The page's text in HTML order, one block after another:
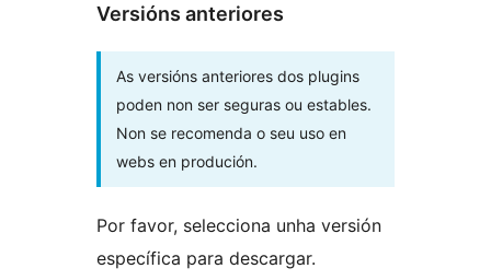
Versións anteriores
As versións anteriores dos plugins
poden non ser seguras ou estables.
Non se recomenda o seu uso en
webs en produción.
Por favor, selecciona unha versión
específica para descargar.